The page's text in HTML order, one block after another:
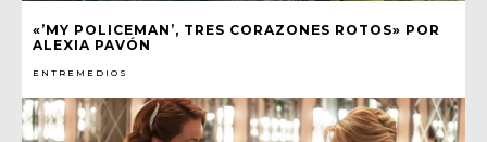
«’MY POLICEMAN’, TRES CORAZONES ROTOS» POR
ALEXIA PAVÓN
ENTREMEDIOS